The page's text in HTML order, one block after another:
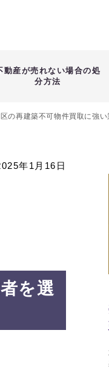
動産が売れない場合の処
分方法
の再建築不可物件買取に強い
年1月16日
を選